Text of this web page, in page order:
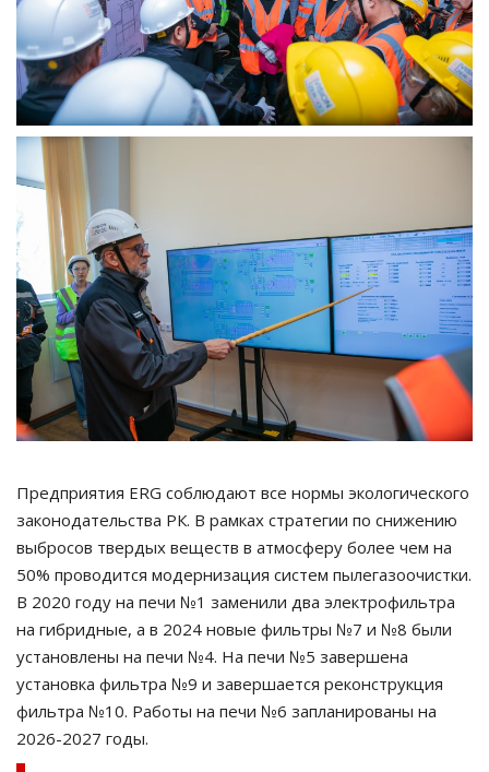
Предприятия ERG соблюдают все нормы экологического
законодательства РК. В рамках стратегии по снижению
выбросов твердых веществ в атмосферу более чем на
50% проводится модернизация систем пылегазоочистки.
В 2020 году на печи №1 заменили два электрофильтра
на гибридные, а в 2024 новые фильтры №7 и №8 были
установлены на печи №4. На печи №5 завершена
установка фильтра №9 и завершается реконструкция
фильтра №10. Работы на печи №6 запланированы на
2026-2027 годы.